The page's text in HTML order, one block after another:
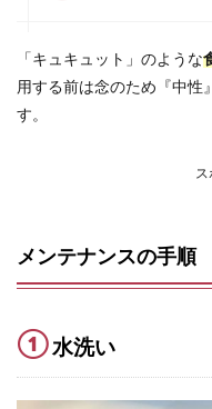
「キュキュット」のような
用する前は念のため『中性
す。
メンテナンスの手順
①水洗い